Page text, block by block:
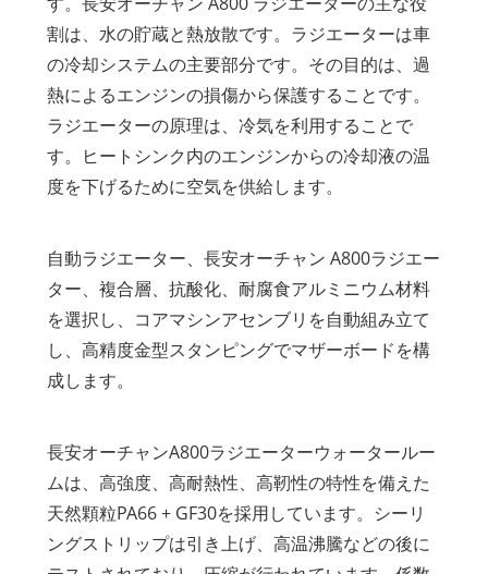
割は、水の貯蔵と熱放散です。ラジエーターは車
の冷却システムの主要部分です。その目的は、過
熱によるエンジンの損傷から保護することです。
ラジエーターの原理は、冷気を利用することで
す。ヒートシンク内のエンジンからの冷却液の温
度を下げるために空気を供給します。
自動ラジエーター、長安オーチャン A800ラジエー
ター、複合層、抗酸化、耐腐食アルミニウム材料
を選択し、コアマシンアセンブリを自動組み立て
し、高精度金型スタンピングでマザーボードを構
成します。
長安オーチャンA800ラジエーターウォータールー
ムは、高強度、高耐熱性、高靭性の特性を備えた
天然顆粒PA66 + GF30を採用しています。シーリ
ングストリップは引き上げ、高温沸騰などの後に